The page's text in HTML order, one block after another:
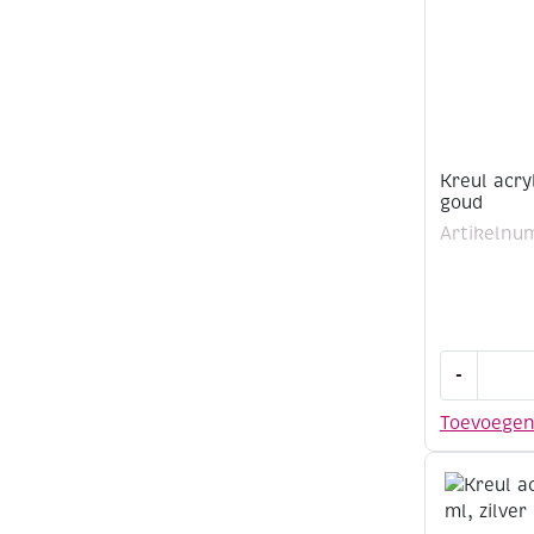
Kreul
goud
Toevoegen
-
ml,
goud
aantal